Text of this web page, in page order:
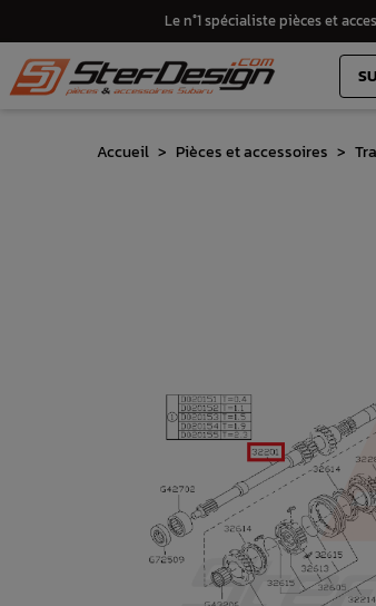
Le n°1 spécialiste pièces et
Accueil Pièces et accessoires